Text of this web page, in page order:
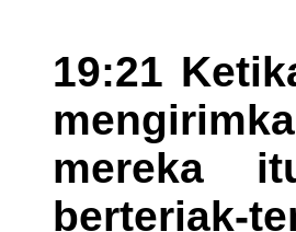
19:21
mereka
berteriak-